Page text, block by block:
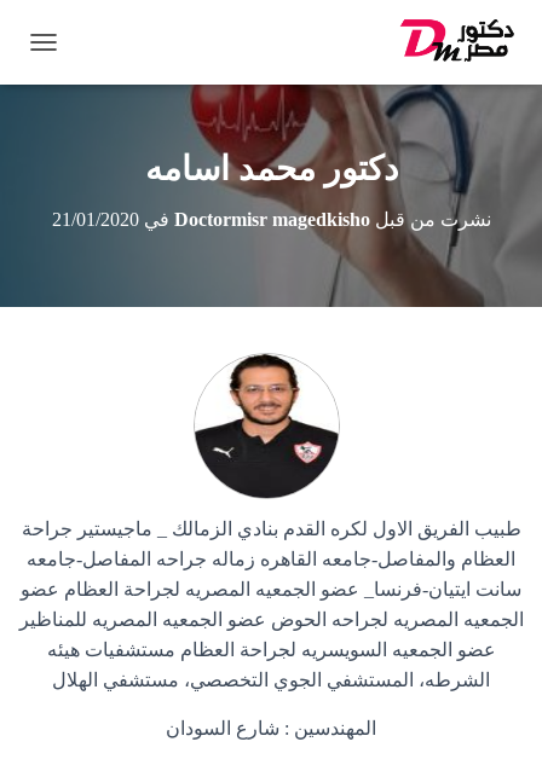
ب
دكتور محمد اسامه
نشرت من قبلDoctormisr magedkisho في21/01/2020
طبيب الفريق الاول لكره القدم بنادي الزمالك _ ماجيستير جراحة
العظام والمفاصل-جامعه القاهره زماله جراحه المفاصل-جامعه
سانت ايتيان-فرنسا_ عضو الجمعيه المصريه لجراحة العظام عضو
الجمعيه المصريه لجراحه الحوض عضو الجمعيه المصريه للمناظير
عضو الجمعيه السويسريه لجراحة العظام مستشفيات هيئه
الشرطه، المستشفي الجوي التخصصي، مستشفي الهلال
المهندسين : شارع السودان